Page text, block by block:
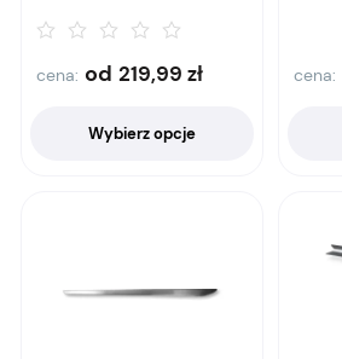
cena: od 219,99 zł
Wybierz opcje
cena: